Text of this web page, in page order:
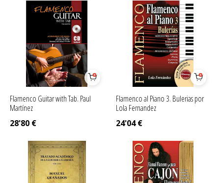
Flamenco Guitar with Tab. Paul
Martínez
28'80 €
Flamenco al Piano 3. Bulerias por
Lola Fernandez
24'04€